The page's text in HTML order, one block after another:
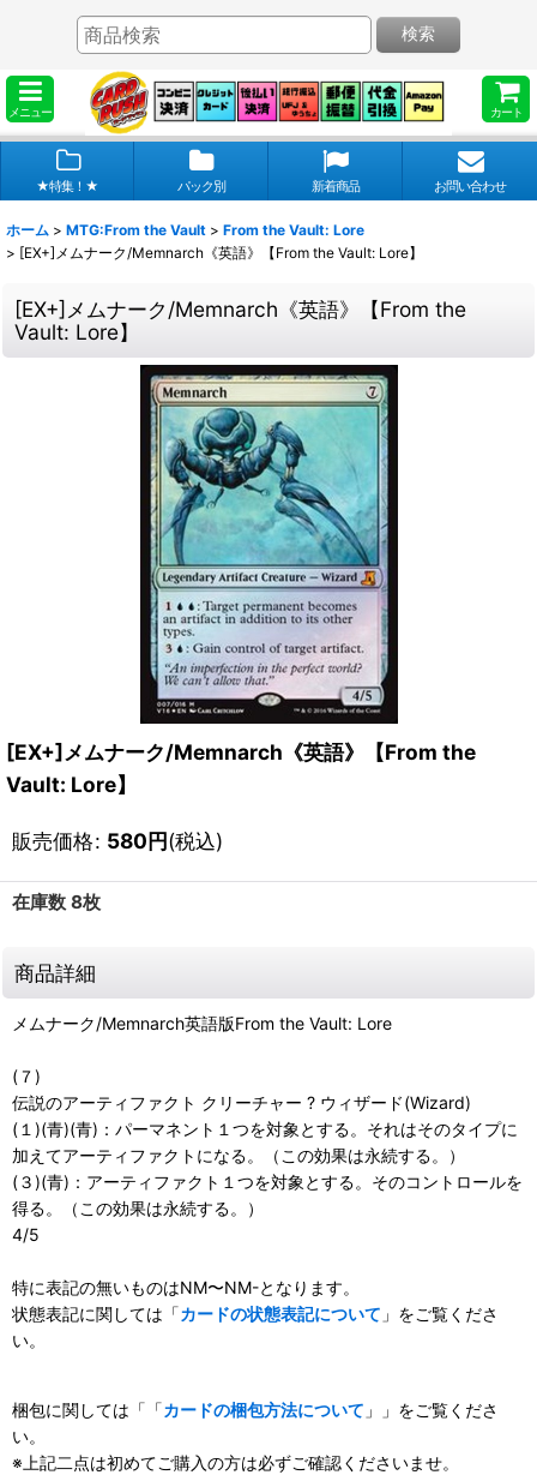
メニュー カート
検索
★特集！★ パック別 新着商品 お問い合わせ
ホーム > MTG:From the Vault > From the Vault: Lore
> [EX+]メムナーク/Memnarch《英語》【From the Vault: Lore】
[EX+]メムナーク/Memnarch《英語》【From the
Vault: Lore】
[EX+]メムナーク/Memnarch《英語》【From the
Vault: Lore】
販売価格: 580円(税込)
在庫数 8枚
商品詳細
メムナーク/Memnarch英語版From the Vault: Lore
(７)
伝説のアーティファクト クリーチャー ? ウィザード(Wizard)
(１)(青)(青)：パーマネント１つを対象とする。それはそのタイプに
加えてアーティファクトになる。（この効果は永続する。）
(３)(青)：アーティファクト１つを対象とする。そのコントロールを
得る。（この効果は永続する。）
4/5
特に表記の無いものはNM〜NM-となります。
状態表記に関しては「カードの状態表記について 」をご覧くださ
い。
梱包に関しては「「カードの梱包方法について 」」をご覧くださ
い。
※上記二点は初めてご購入の方は必ずご確認くださいませ。